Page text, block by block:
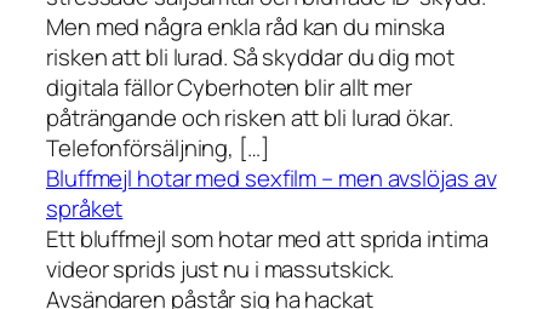
Men med några enkla råd kan du minska
risken att bli lurad. Så skyddar du dig mot
digitala fällor Cyberhoten blir allt mer
påträngande och risken att bli lurad ökar.
Telefonförsäljning, […]
Bluffmejl hotar med sexfilm – men avslöjas av
språket
Ett bluffmejl som hotar med att sprida intima
videor sprids just nu i massutskick.
Avsändaren påstår sig ha hackat